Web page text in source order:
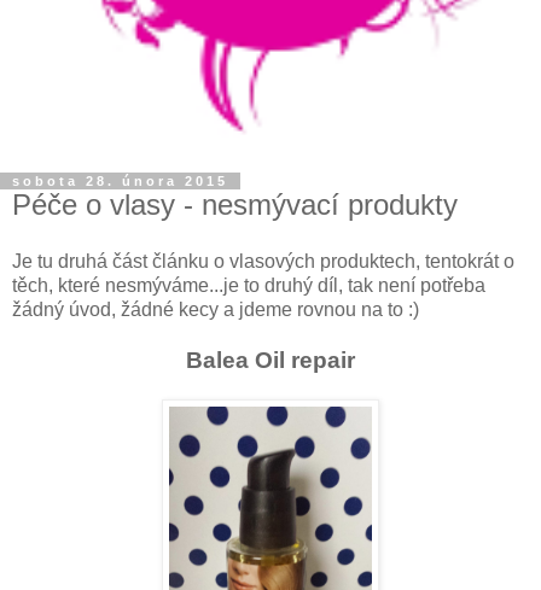
sobota 28. února 2015
Péče o vlasy - nesmývací produkty
Je tu druhá část článku o vlasových produktech, tentokrát o
těch, které nesmýváme...je to druhý díl, tak není potřeba
žádný úvod, žádné kecy a jdeme rovnou na to :)
Balea Oil repair